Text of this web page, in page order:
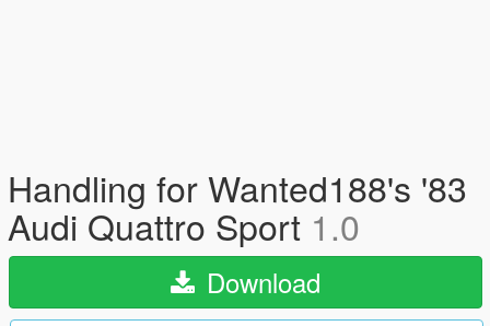
Handling for Wanted188's '83
Audi Quattro Sport 1.0
Download